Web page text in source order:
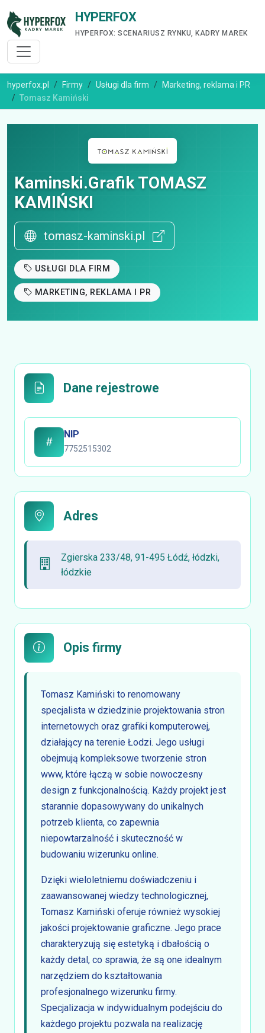
HYPERFOX
HYPERFOX: SCENARIUSZ RYNKU, KADRY MAREK
hyperfox.pl Firmy Usługi dla firm
Marketing, reklama i PR
Tomasz Kamiński
Kaminski.Grafik TOMASZ
KAMIŃSKI
tomasz-kaminski.pl
USŁUGI DLA FIRM
MARKETING, REKLAMA I PR
Dane rejestrowe
NIP
7752515302
Adres
Zgierska 233/48, 91-495 Łódź, łódzki,
łódzkie
Opis firmy
Tomasz Kamiński to renomowany
specjalista w dziedzinie projektowania stron
internetowych oraz grafiki komputerowej,
działający na terenie Łodzi. Jego usługi
obejmują kompleksowe tworzenie stron
www, które łączą w sobie nowoczesny
design z funkcjonalnością. Każdy projekt jest
starannie dopasowywany do unikalnych
potrzeb klienta, co zapewnia
niepowtarzalność i skuteczność w
budowaniu wizerunku online.
Dzięki wieloletniemu doświadczeniu i
zaawansowanej wiedzy technologicznej,
Tomasz Kamiński oferuje również wysokiej
jakości projektowanie graficzne. Jego prace
charakteryzują się estetyką i dbałością o
każdy detal, co sprawia, że są one idealnym
narzędziem do kształtowania
profesjonalnego wizerunku firmy.
Specjalizacja w indywidualnym podejściu do
każdego projektu pozwala na realizację